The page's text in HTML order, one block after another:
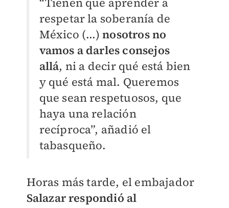
respetar la soberanía de
México (...) nosotros no
vamos a darles consejos
allá, ni a decir qué está bien
y qué está mal. Queremos
que sean respetuosos, que
haya una relación
recíproca”, añadió el
tabasqueño.
Horas más tarde, el embajador
Salazar respondió al